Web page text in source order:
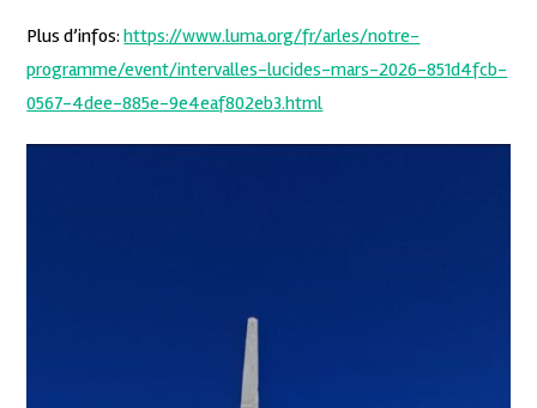
Plus d’infos:https://www.luma.org/fr/arles/notre-
programme/event/intervalles-lucides-mars-2026-851d4fcb-
0567-4dee-885e-9e4eaf802eb3.html